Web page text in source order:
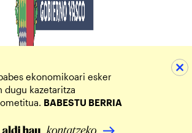
ekonomikoari esker
dugu kazetaritza
BABESTU BERRIA